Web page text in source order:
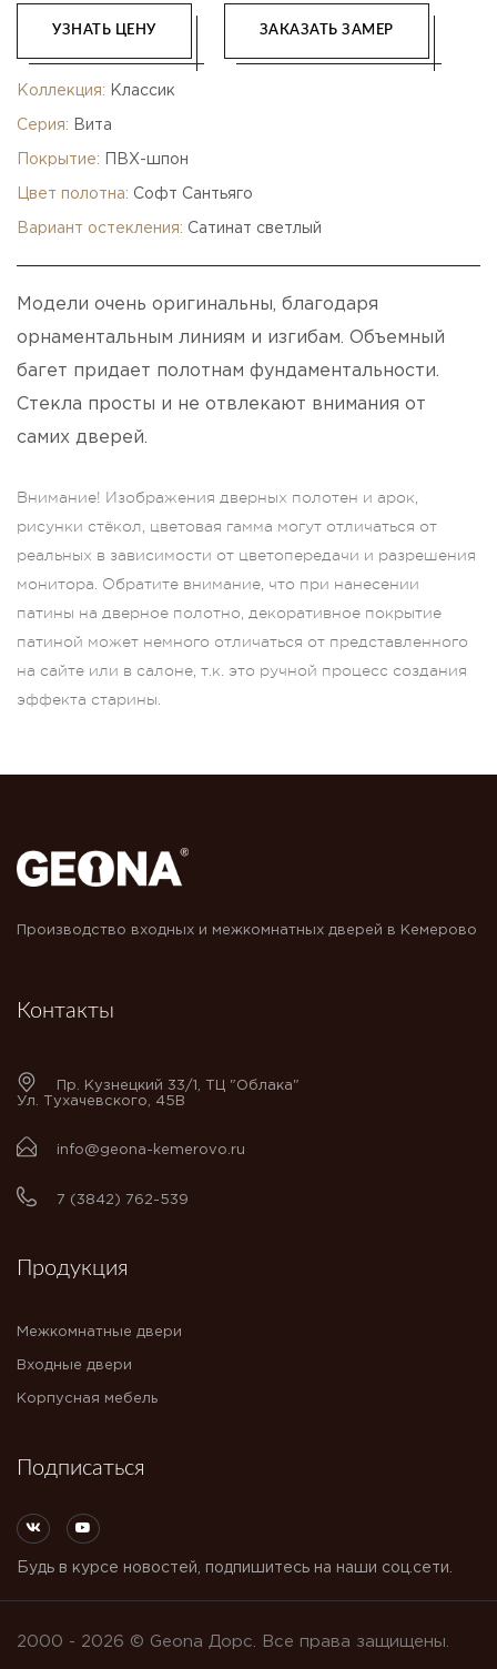
УЗНАТЬ ЦЕНУ ЗАКАЗАТЬ ЗАМЕР
Коллекция: Классик
Серия: Вита
Покрытие: ПВХ-шпон
Цвет полотна: Софт Сантьяго
Вариант остекления: Сатинат светлый
Модели очень оригинальны, благодаря
орнаментальным линиям и изгибам. Объемный
багет придает полотнам фундаментальности.
Стекла просты и не отвлекают внимания от
самих дверей.
Внимание! Изображения дверных полотен и арок,
рисунки стёкол, цветовая гамма могут отличаться от
реальных в зависимости от цветопередачи и разрешения
монитора. Обратите внимание, что при нанесении
патины на дверное полотно, декоративное покрытие
патиной может немного отличаться от представленного
на сайте или в салоне, т.к. это ручной процесс создания
эффекта старины.
Производство входных и межкомнатных дверей в Кемерово
Контакты
Пр. Кузнецкий 33/1, ТЦ "Облака"
Ул. Тухачевского, 45В
info@geona-kemerovo.ru
7 (3842) 762-539
Продукция
Межкомнатные двери
Входные двери
Корпусная мебель
Подписаться
Будь в курсе новостей, подпишитесь на наши соц.сети.
2000 - 2026 © Geona Дорс. Все права защищены.